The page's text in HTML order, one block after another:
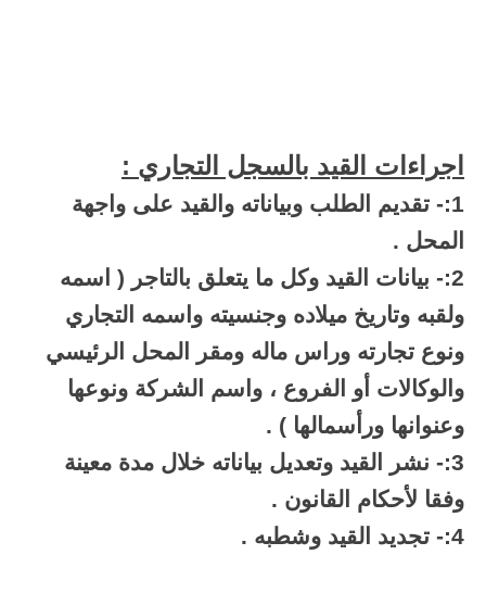
اجراءات القيد بالسجل التجاري :
1:- تقديم الطلب وبياناته والقيد على واجهة
المحل .
2:- بيانات القيد وكل ما يتعلق بالتاجر ( اسمه
ولقبه وتاريخ ميلاده وجنسيته واسمه التجاري
ونوع تجارته وراس ماله ومقر المحل الرئيسي
والوكالات أو الفروع ، واسم الشركة ونوعها
وعنوانها ورأسمالها ) .
3:- نشر القيد وتعديل بياناته خلال مدة معينة
وفقا لأحكام القانون .
4:- تجديد القيد وشطبه .